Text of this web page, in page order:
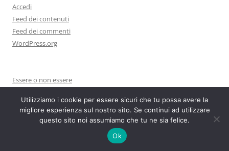
Accedi
Feed dei contenuti
Feed dei commenti
WordPress.org
Essere o non essere
Fogli sparsi, di Bruno Mohorovich
L’arte dello scrivere, di Gualberto Alvino
Utilizziamo i cookie per essere sicuri che tu possa avere la
migliore esperienza sul nostro sito. Se continui ad utilizzare
questo sito noi assumiamo che tu ne sia felice.
Ok